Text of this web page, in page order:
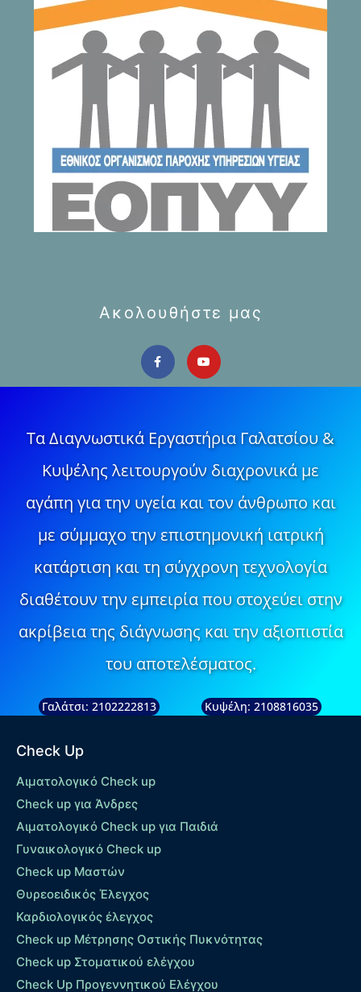
Ακολουθήστε μας
Τα Διαγνωστικά Εργαστήρια Γαλατσίου &
Κυψέλης λειτουργούν διαχρονικά με
αγάπη για την υγεία και τον άνθρωπο και
με σύμμαχο την επιστημονική ιατρική
κατάρτιση και τη σύγχρονη τεχνολογία
διαθέτουν την εμπειρία που στοχεύει στην
ακρίβεια της διάγνωσης και την αξιοπιστία
του αποτελέσματος.
Γαλάτσι: 2102222813 Κυψέλη: 2108816035
Check Up
Αιματολογικό Check up
Check up για Άνδρες
Αιματολογικό Check up για Παιδιά
Γυναικολογικό Check up
Check up Μαστών
Θυρεοειδικός Έλεγχος
Καρδιολογικός έλεγχος
Check up Mέτρησης Οστικής Πυκνότητας
Check up Στοματικού ελέγχου
Check Up Προγεννητικού Ελέγχου